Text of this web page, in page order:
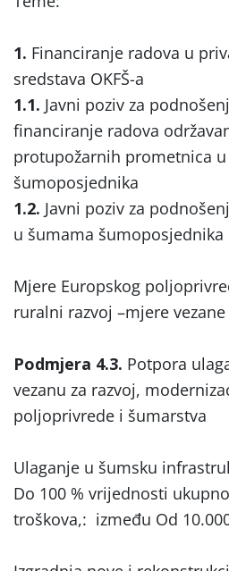
1. Financiranje radova u
sredstava OKFŠ-a
1.1. Javni poziv za
financiranje radova
protupožarnih prometnica
šumoposjednika
1.2. Javni poziv za
u šumama šumoposjednika
Mjere Europskog
ruralni razvoj –mjere
Podmjera 4.3. Potpora
vezanu za razvoj,
poljoprivrede i šumarstva
Ulaganje u šumsku
Do 100 % vrijednosti
troškova,: između Od